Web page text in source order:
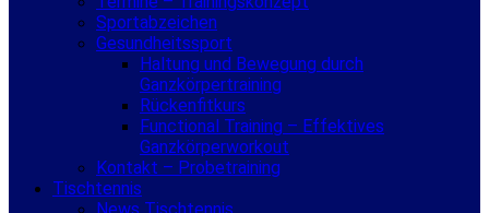
Sportabzeichen
Gesundheitssport
Haltung und Bewegung durch
Ganzkörpertraining
Rückenfitkurs
Functional Training – Effektives
Ganzkörperworkout
Kontakt – Probetraining
Tischtennis